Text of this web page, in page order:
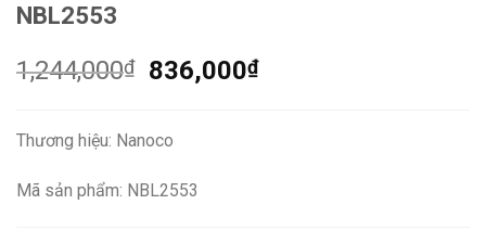
NBL2553
1,244,000₫
Giá
1,244,000₫.
836,000₫Giá
Thương hiệu: Nanoco
Mã sản phẩm: NBL2553